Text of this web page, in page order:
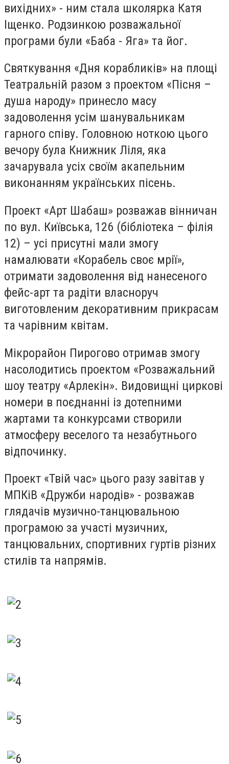
вихідних» - ним стала школярка Катя
Іщенко. Родзинкою розважальної
програми були «Баба - Яга» та йог.
Святкування «Дня корабликів» на площі
Театральній разом з проектом «Пісня –
душа народу» принесло масу
задоволення усім шанувальникам
гарного співу. Головною ноткою цього
вечору була Книжник Ліля, яка
зачарувала усіх своїм акапельним
виконанням українських пісень.
Проект «Арт Шабаш» розважав вінничан
по вул. Київська, 126 (бібліотека – філія
12) – усі присутні мали змогу
намалювати «Корабель своє мрії»,
отримати задоволення від нанесеного
фейс-арт та радіти власноруч
виготовленим декоративним прикрасам
та чарівним квітам.
Мікрорайон Пирогово отримав змогу
насолодитись проектом «Розважальний
шоу театру «Арлекін». Видовищні циркові
номери в поєднанні із дотепними
жартами та конкурсами створили
атмосферу веселого та незабутнього
відпочинку.
Проект «Твій час» цього разу завітав у
МПКіВ «Дружби народів» - розважав
глядачів музично-танцювальною
програмою за участі музичних,
танцювальних, спортивних гуртів різних
стилів та напрямів.